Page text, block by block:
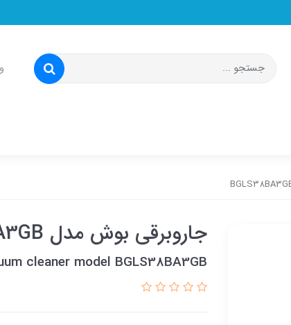
جاروبرقی بوش مدل BGLS38BA3GB
cleaner model BGLS38BA3GB